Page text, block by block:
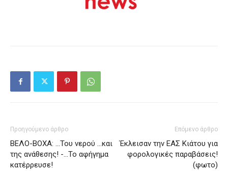
Προηγούμενο άρθρο
ΒΕΛΟ-ΒΟΧΑ: …Του νερού …και
της ανάθεσης! -…Το αφήγημα
κατέρρευσε!
Επόμενο άρθρο
Έκλεισαν την ΕΑΣ Κιάτου για
φορολογικές παραβάσεις!
(φωτο)